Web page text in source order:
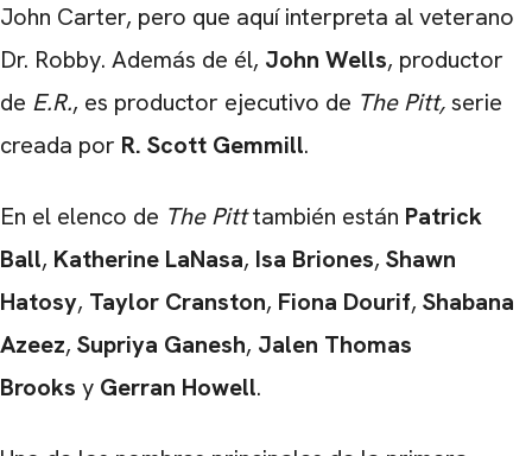
John Carter, pero que aquí interpreta al veterano
Dr. Robby. Además de él, John Wells, productor
de E.R., es productor ejecutivo de The Pitt,serie
creada por R. Scott Gemmill.
En el elenco de The Pitttambién están Patrick
Ball, Katherine LaNasa, Isa Briones, Shawn
Hatosy, Taylor Cranston, Fiona Dourif, Shabana
Azeez, Supriya Ganesh, Jalen Thomas
Brooks y Gerran Howell.